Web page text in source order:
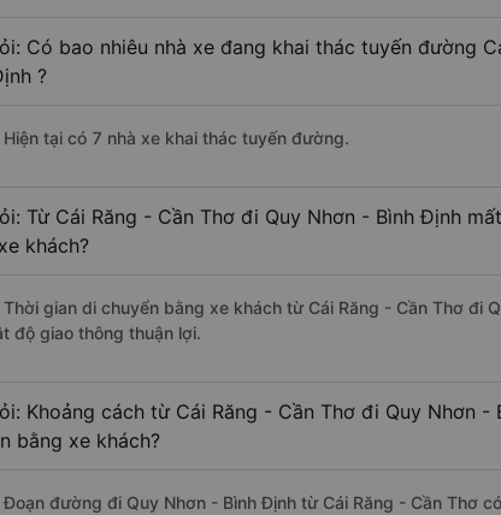
Có bao nhiêu nhà xe đang khai thác tuyến đường
?
Hiện tại có 7 nhà xe khai thác tuyến đường.
Từ Cái Răng - Cần Thơ đi Quy Nhơn - Bình Định
khách?
Thời gian di chuyển bằng xe khách từ Cái Răng - Cần Thơ đi
độ giao thông thuận lợi.
Khoảng cách từ Cái Răng - Cần Thơ đi Quy Nhơn
bằng xe khách?
Đoạn đường đi Quy Nhơn - Bình Định từ Cái Răng - Cần Thơ